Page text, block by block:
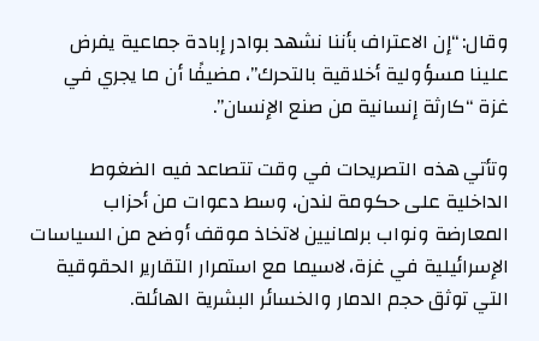
وقال: “إن الاعتراف بأننا نشهد بوادر إبادة جماعية يفرض
علينا مسؤولية أخلاقية بالتحرك”، مضيفًا أن ما يجري في
غزة “كارثة إنسانية من صنع الإنسان”.
وتأتي هذه التصريحات في وقت تتصاعد فيه الضغوط
الداخلية على حكومة لندن، وسط دعوات من أحزاب
المعارضة ونواب برلمانيين لاتخاذ موقف أوضح من السياسات
الإسرائيلية في غزة، لاسيما مع استمرار التقارير الحقوقية
التي توثق حجم الدمار والخسائر البشرية الهائلة.